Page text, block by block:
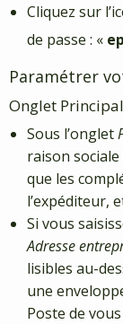
Cliquez sur
de passe : «
Paramétrer
Onglet Principal
Sous l’onglet
raison
que les
l’expéditeur,
Si vous
Adresse
lisibles au-
une
Poste de